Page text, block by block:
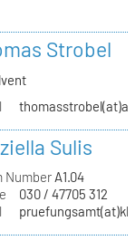
Strobel
Sulis
NumberA1.04
030 / 47705 312